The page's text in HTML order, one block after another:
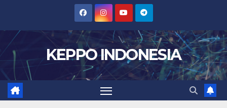
content
KEPPO INDONESIA